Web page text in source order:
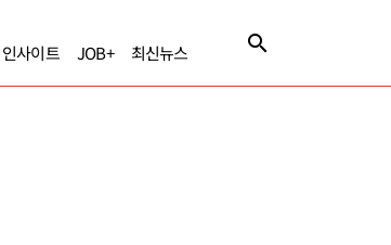
인사이트 JOB+ 최신뉴스